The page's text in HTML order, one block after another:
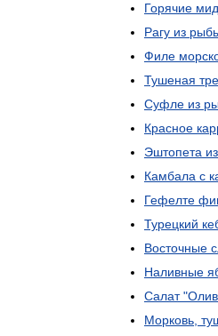
Горячие
Рагу из
Филе
Тушеная
Суфле из
Красное
Эштопета из
Камбала с
Гефелте
Турецкий
Восточные
Наливные
Салат"
Морковь